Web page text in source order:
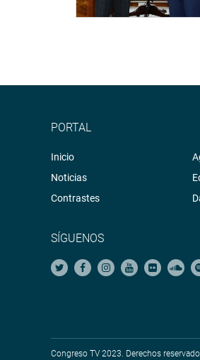
PORTAL
Inicio
Noticias
Contrastes
SÍGUENOS
Congreso TV 2023. Derechos